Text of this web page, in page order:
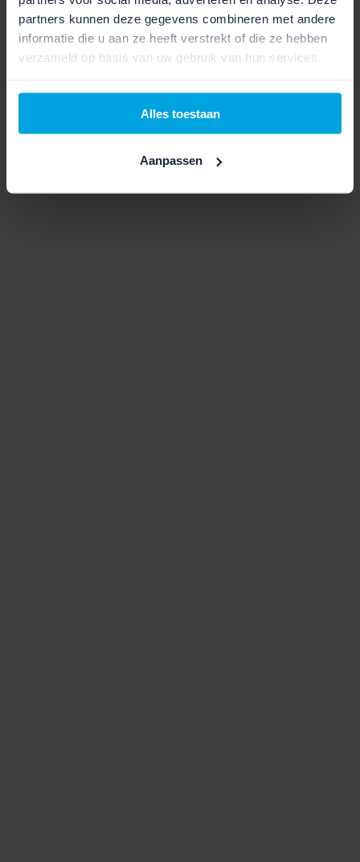
partners kunnen deze gegevens combineren met andere
informatie die u aan ze heeft verstrekt of die ze hebben
verzameld op basis van uw gebruik van hun services.
Alles toestaan
Aanpassen